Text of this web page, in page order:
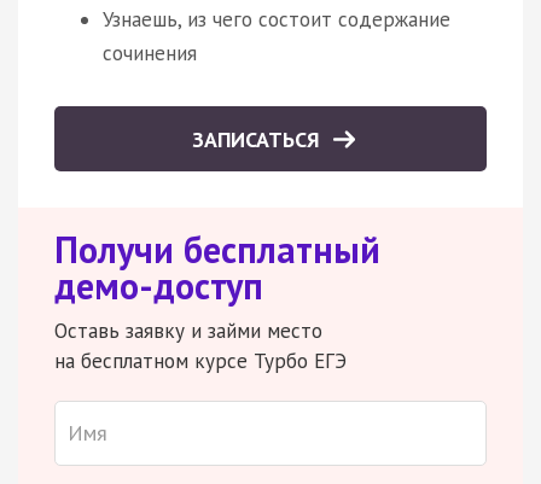
Узнаешь, из чего состоит содержание
сочинения
ЗАПИСАТЬСЯ
Получи бесплатный
демо-доступ
Оставь заявку и займи место
на бесплатном курсе Турбо ЕГЭ